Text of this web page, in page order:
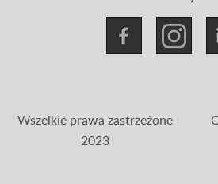
Wszelkie prawa zastrzeżone
2023